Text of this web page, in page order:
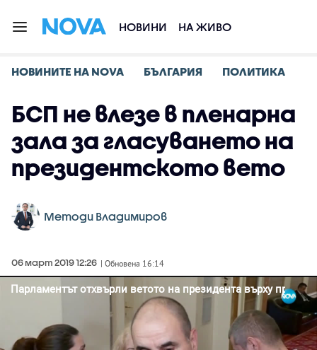
НОВИНИ НА ЖИВО
НОВИНИТЕ НА NOVA БЪЛГАРИЯ ПОЛИТИКА
БСП не влезе в пленарна
зала за гласуването на
президентското вето
Методи Владимиров
06 март 2019 12:26 | Обновена 16:14